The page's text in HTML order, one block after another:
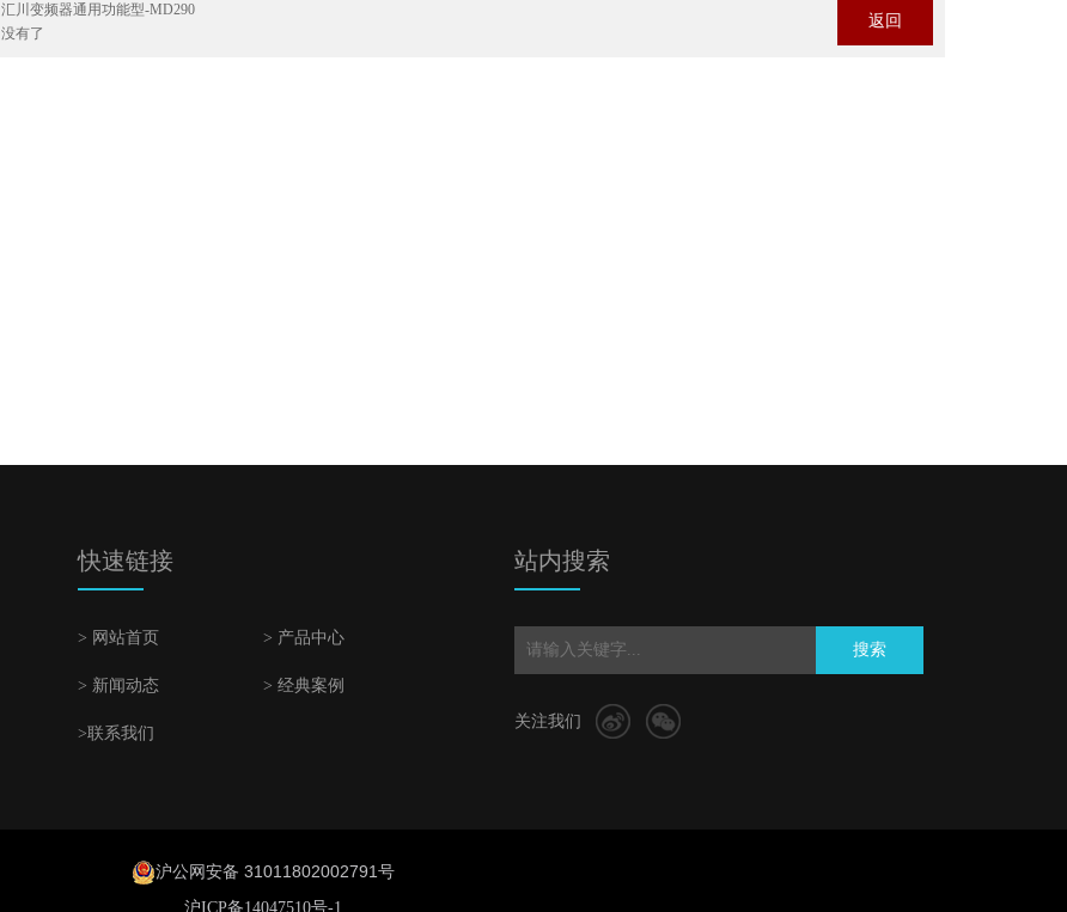
汇川变频器通用功能型-MD290
没有了
返回
快速链接
> 网站首页 > 产品中心
> 新闻动态 > 经典案例
>联系我们
站内搜索
搜索
关注我们
沪公网安备 31011802002791号
沪ICP备14047510号-1